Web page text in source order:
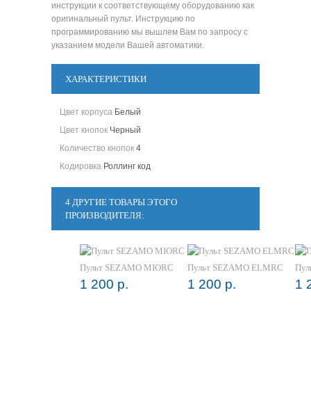
инструкции к соответствующему оборудованию как
оригинальный пульт. Инструкцию по
программированию мы вышлем Вам по запросу с
указанием модели Вашей автоматики.
ХАРАКТЕРИСТИКИ
Цвет корпуса Белый
Цвет кнопок Черный
Количество кнопок 4
Кодировка Роллинг код
4 ДРУГИЕ ТОВАРЫ ЭТОГО
ПРОИЗВОДИТЕЛЯ:
Пульт SEZAMO MIORC
1 200 р.
Пульт SEZAMO ELMRC
1 200 р. 1